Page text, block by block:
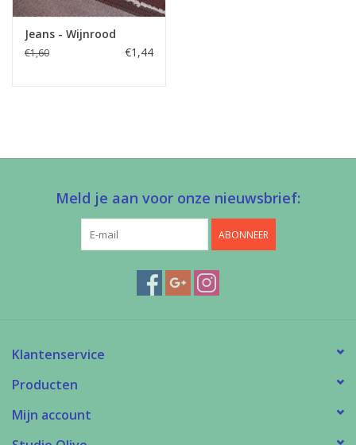
Jeans - Wijnrood
€1,60 €1,44
Meld je aan voor onze nieuwsbrief:
ABONNEER
Klantenservice
Producten
Mijn account